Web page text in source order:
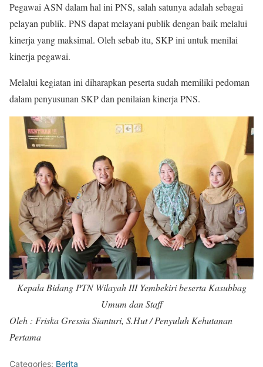
Pegawai ASN dalam hal ini PNS, salah satunya adalah sebagai
pelayan publik. PNS dapat melayani publik dengan baik melalui
kinerja yang maksimal. Oleh sebab itu, SKP ini untuk menilai
kinerja pegawai.
Melalui kegiatan ini diharapkan peserta sudah memiliki pedoman
dalam penyusunan SKP dan penilaian kinerja PNS.
Kepala Bidang PTN Wilayah III Yembekiri beserta Kasubbag
Umum dan Staff
Oleh : Friska Gressia Sianturi, S.Hut / Penyuluh Kehutanan
Pertama
Categories: Berita